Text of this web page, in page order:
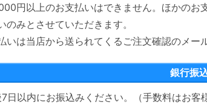
円以上のお支払いはできません。ほかのお
のみとさせていただきます。
いは当店から送られてくるご注文確認のメー
銀行振
日以内にお振込みください。（手数料はお客